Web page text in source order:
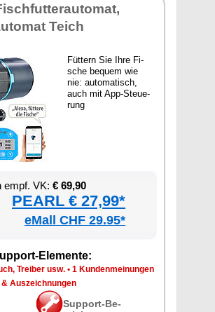
Teich
Füt­tern Sie Ih­re Fi­
sche be­quem wie
nie: au­to­ma­tisch,
auch mit App-Steue­
rung
empf. VK: € 69,90
PEARL € 27,99*
eMall CHF 29.95*
Ele­men­te:
Trei­ber usw. • 1 Kun­den­mei­nun­gen
Aus­zeich­nun­gen
Sup­port-Be­